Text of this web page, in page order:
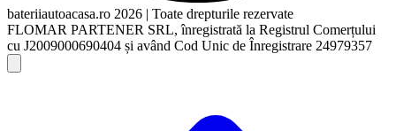
bateriiautoacasa.ro 2026 | Toate drepturile rezervate
FLOMAR PARTENER SRL, înregistrată la Registrul Comerțului
cu J2009000690404 și având Cod Unic de Înregistrare 24979357